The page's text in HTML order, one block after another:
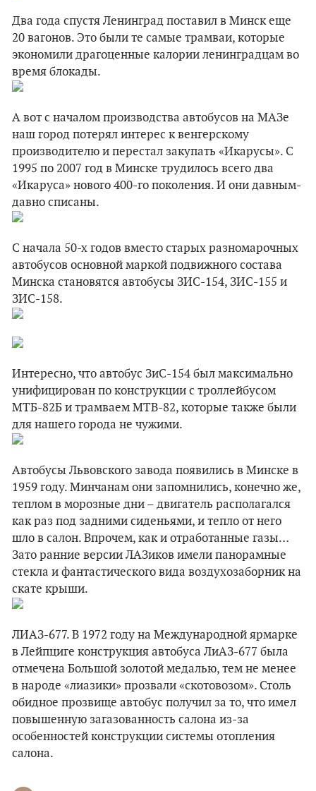
Два года спустя Ленинград поставил в Минск еще
20 вагонов. Это были те самые трамваи, которые
экономили драгоценные калории ленинградцам во
время блокады.
А вот с началом производства автобусов на МАЗе
наш город потерял интерес к венгерскому
производителю и перестал закупать «Икарусы». С
1995 по 2007 год в Минске трудилось всего два
«Икаруса» нового 400-го поколения. И они давным-
давно списаны.
С начала 50-х годов вместо старых разномарочных
автобусов основной маркой подвижного состава
Минска становятся автобусы ЗИС-154, ЗИС-155 и
ЗИС-158.
Интересно, что автобус ЗиС-154 был максимально
унифицирован по конструкции с троллейбусом
МТБ-82Б и трамваем МТВ-82, которые также были
для нашего города не чужими.
Автобусы Львовского завода появились в Минске в
1959 году. Минчанам они запомнились, конечно же,
теплом в морозные дни – двигатель располагался
как раз под задними сиденьями, и тепло от него
шло в салон. Впрочем, как и отработанные газы…
Зато ранние версии ЛАЗиков имели панорамные
стекла и фантастического вида воздухозаборник на
скате крыши.
ЛИАЗ-677. В 1972 году на Международной ярмарке
в Лейпциге конструкция автобуса ЛиАЗ-677 была
отмечена Большой золотой медалью, тем не менее
в народе «лиазики» прозвали «скотовозом». Столь
обидное прозвище автобус получил за то, что имел
повышенную загазованность салона из-за
особенностей конструкции системы отопления
салона.